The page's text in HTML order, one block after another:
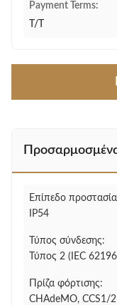
Payment Terms:
T/T
Επίπεδο
IP54
Τύπος σύνδεσης:
Τύπος 2 (IEC
Πρίζα φόρτισης:
CHAdeMO, CCS1/2